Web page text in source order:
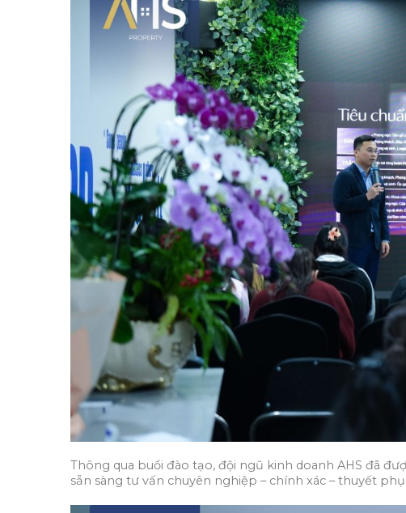
Thông qua buổi đào tạo, đội ngũ kinh doanh AHS đã
sẵn sàng tư vấn chuyên nghiệp – chính xác – thuyết